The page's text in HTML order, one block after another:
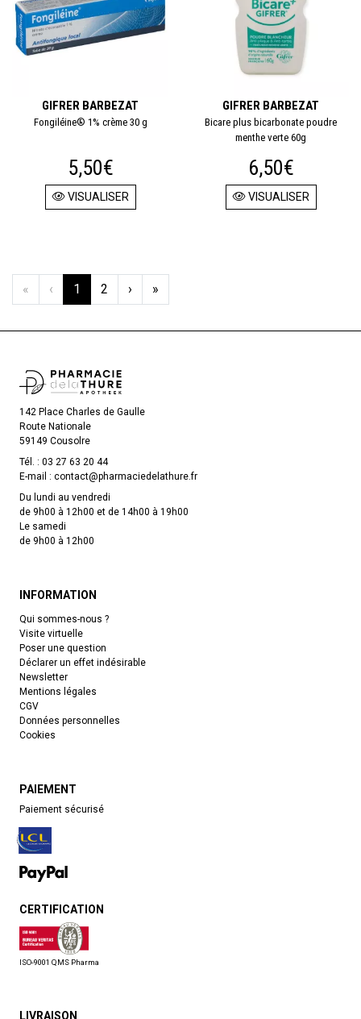
GIFRER BARBEZAT
Fongiléine® 1% crème 30 g
5,50€
VISUALISER
GIFRER BARBEZAT
Bicare plus bicarbonate poudre
menthe verte 60g
6,50€
VISUALISER
« ‹ 1 2 › »
142 Place Charles de Gaulle
Route Nationale
59149 Cousolre
Tél. : 03 27 63 20 44
E-mail : contact@pharmaciedelathure.fr
Du lundi au vendredi
de 9h00 à 12h00 et de 14h00 à 19h00
Le samedi
de 9h00 à 12h00
INFORMATION
Qui sommes-nous ?
Visite virtuelle
Poser une question
Déclarer un effet indésirable
Newsletter
Mentions légales
CGV
Données personnelles
Cookies
PAIEMENT
Paiement sécurisé
CERTIFICATION
ISO-9001 QMS Pharma
LIVRAISON